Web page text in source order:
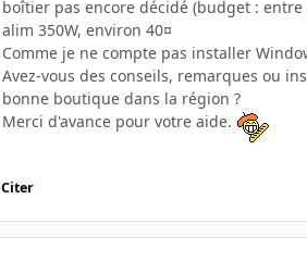
boîtier pas encore décidé (budget : entre
alim 350W, environ 40¤
Comme je ne compte pas installer
Avez-vous des conseils, remarques ou
bonne boutique dans la région ?
Merci d'avance pour votre aide.
Citer